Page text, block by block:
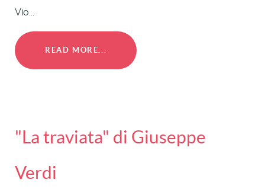
Vio...
READ MORE...
"La traviata" di Giuseppe
Verdi